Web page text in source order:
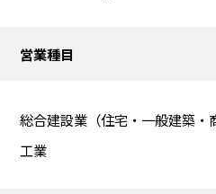
営業種目
総合建設業（住宅・一般建築・
工業